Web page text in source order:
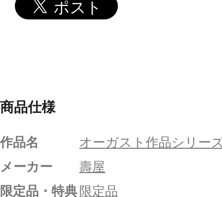
商品仕様
作品名
オーガスト作品シリー
メーカー
壽屋
限定品・特典 限定品